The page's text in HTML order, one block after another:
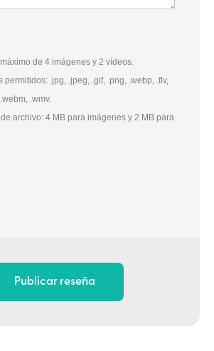
de 4 imágenes y 2 vídeos.
permitidos: .jpg, .jpeg, .gif, .png, .webp, .flv,
.wmv.
archivo: 4 MB para imágenes y 2 MB para
Publicar reseña